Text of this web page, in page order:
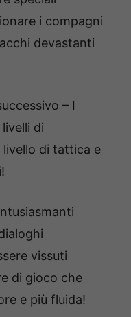
i compagni
devastanti
– I
di
di tattica e
vissuti
di gioco che
e più fluida!